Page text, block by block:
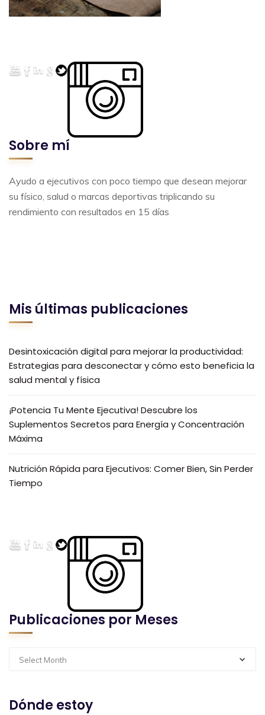
Sobre mí
Ayudo a ejecutivos con poco tiempo que desean mejorar
su físico, salud o marcas deportivas triplicando su
rendimiento con resultados en 15 días
Mis últimas publicaciones
Desintoxicación digital para mejorar la productividad:
Estrategias para desconectar y cómo esto beneficia la
salud mental y física
¡Potencia Tu Mente Ejecutiva! Descubre los
Suplementos Secretos para Energía y Concentración
Máxima
Nutrición Rápida para Ejecutivos: Comer Bien, Sin Perder
Tiempo
Publicaciones por Meses
Select Month
Dónde estoy